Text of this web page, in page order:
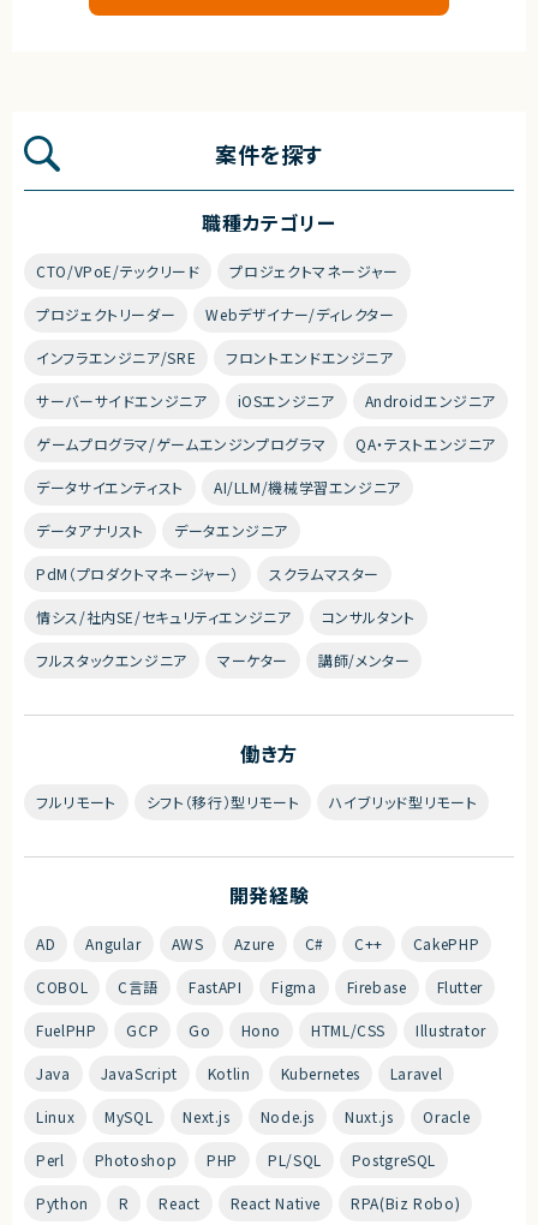
案件を探す
職種カテゴリー
CTO/VPoE/テックリード プロジェクトマネージャー
プロジェクトリーダー Webデザイナー/ディレクター
インフラエンジニア/SRE フロントエンドエンジニア
サーバーサイドエンジニア iOSエンジニア Androidエンジニア
ゲームプログラマ/ゲームエンジンプログラマ QA・テストエンジニア
データサイエンティスト AI/LLM/機械学習エンジニア
データアナリスト データエンジニア
PdM（プロダクトマネージャー） スクラムマスター
情シス/社内SE/セキュリティエンジニア コンサルタント
フルスタックエンジニア マーケター 講師/メンター
働き方
フルリモート シフト（移行）型リモート ハイブリッド型リモート
開発経験
AD Angular AWS Azure C# C++ CakePHP
COBOL C言語 FastAPI Figma Firebase Flutter
FuelPHP GCP Go Hono HTML/CSS Illustrator
Java JavaScript Kotlin Kubernetes Laravel
Linux MySQL Next.js Node.js Nuxt.js Oracle
Perl Photoshop PHP PL/SQL PostgreSQL
Python R React React Native RPA(Biz Robo)